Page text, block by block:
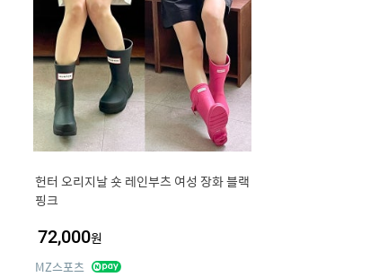
헌터 오리지날 숏 레인부츠 여성 장화 블랙
핑크
72,000원
MZ스포츠